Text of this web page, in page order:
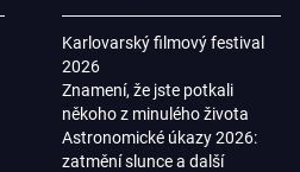
Karlovarský filmový festival
2026
Znamení, že jste potkali
někoho z minulého života
Astronomické úkazy 2026:
zatmění slunce a další